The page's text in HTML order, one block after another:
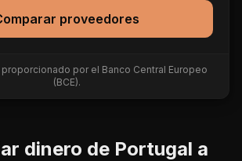
proveedores
por el Banco Central Europeo
(BCE).
dinero de Portugal a